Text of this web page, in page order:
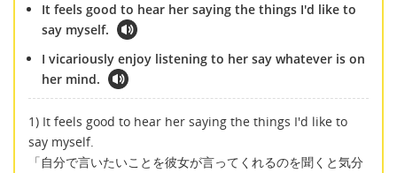
It feels good to hear her saying the things I'd like to
say myself.
I vicariously enjoy listening to her say whatever is on
her mind.
1) It feels good to hear her saying the things I'd like to
say myself.
「自分で言いたいことを彼女が言ってくれるのを聞くと気分